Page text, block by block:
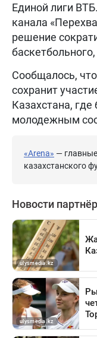
Единой лиги
канала
решение
Сообщалось,
сохранит
Казахстана, где
молодежным
«Arena» —
казахстанского